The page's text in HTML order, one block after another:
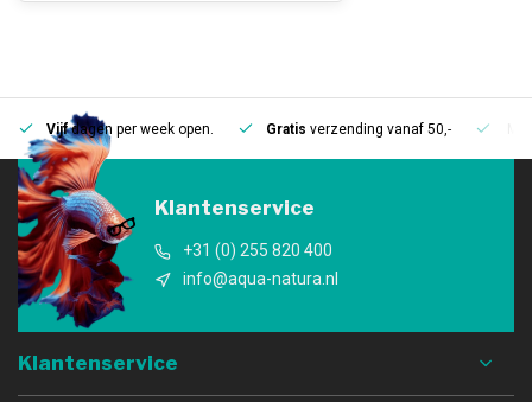
Vijfdagen per week open. Gratis verzending vanaf 50,-
Klantenservice
+31 (0) 255 820 400
info@aqua-natura.nl
Klantenservice